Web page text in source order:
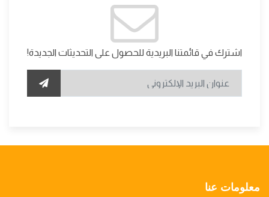
اشترك في قائمتنا البريدية للحصول على التحديثات الجديدة!
معلومات عنا